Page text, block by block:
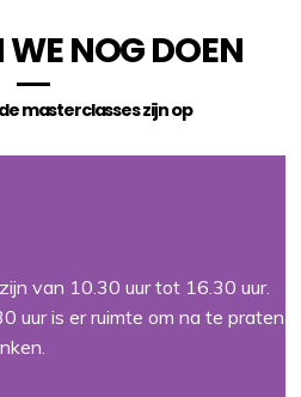
NOG DOEN
masterclasses zijn op
van 10.30 uur tot 16.30 uur.
uur is er ruimte om na te praten